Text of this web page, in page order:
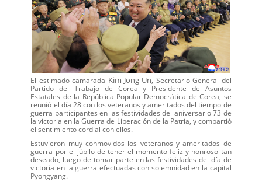
El estimado camarada Kim Jong Un, Secretario General del
Partido del Trabajo de Corea y Presidente de Asuntos
Estatales de la República Popular Democrática de Corea, se
reunió el día 28 con los veteranos y ameritados del tiempo de
guerra participantes en las festividades del aniversario 73 de
la victoria en la Guerra de Liberación de la Patria, y compartió
el sentimiento cordial con ellos.
Estuvieron muy conmovidos los veteranos y ameritados de
guerra por el júbilo de tener el momento feliz y honroso tan
deseado, luego de tomar parte en las festividades del día de
victoria en la guerra efectuadas con solemnidad en la capital
Pyongyang.